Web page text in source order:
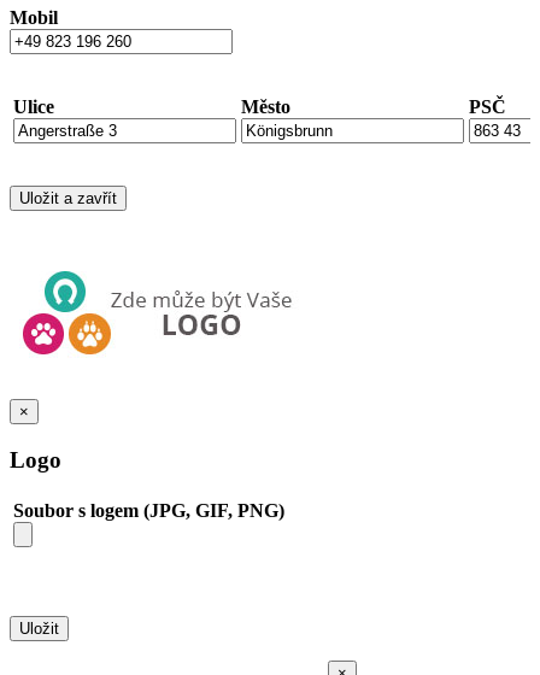
Mobil
Ulice Město PSČ
×
Logo
Soubor s logem (JPG, GIF, PNG)